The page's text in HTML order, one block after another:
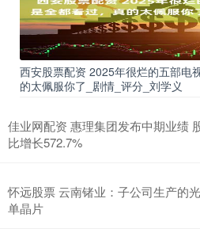
西安股票配资 2025年很烂的五部电
的太佩服你了_剧情_评分_刘学义
佳业网配资 惠理集团发布中期业绩
比增长572.7%
怀远股票 云南锗业：子公司生产的
单晶片